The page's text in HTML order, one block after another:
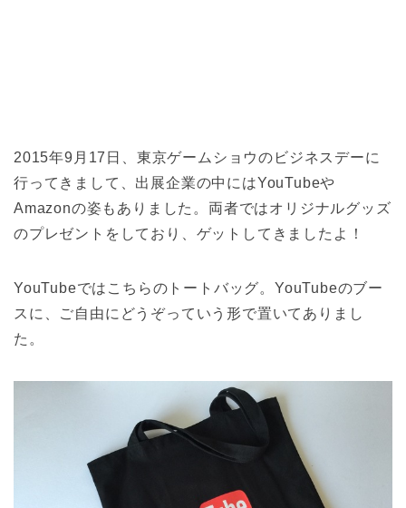
2015年9月17日、東京ゲームショウのビジネスデーに
行ってきまして、出展企業の中にはYouTubeや
Amazonの姿もありました。両者ではオリジナルグッズ
のプレゼントをしており、ゲットしてきましたよ！
YouTubeではこちらのトートバッグ。YouTubeのブー
スに、ご自由にどうぞっていう形で置いてありまし
た。